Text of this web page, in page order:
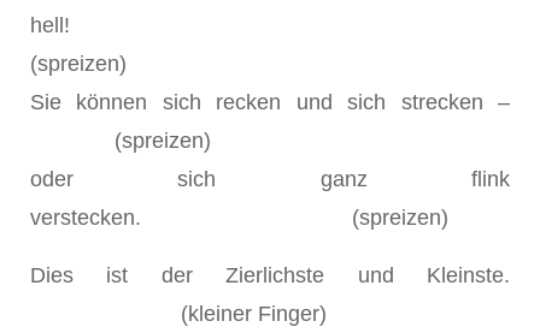
hell!
(spreizen)
Sie können sich recken und sich strecken –
(spreizen)
oder sich ganz flink
verstecken. (spreizen)
Dies ist der Zierlichste und Kleinste.
(kleiner Finger)